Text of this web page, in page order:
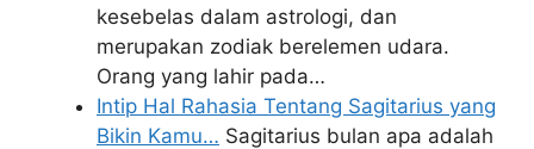
kesebelas dalam astrologi, dan
merupakan zodiak berelemen udara.
Orang yang lahir pada…
Intip Hal Rahasia Tentang Sagitarius yang
Bikin Kamu… Sagitarius bulan apa adalah